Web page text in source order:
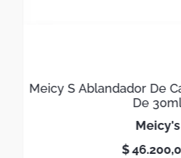
Meicy S Ablandador De
De
meicy's
$46.200,